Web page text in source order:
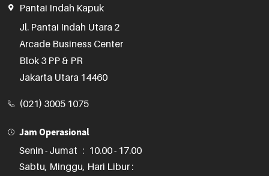
Pantai Indah Kapuk
Jl. Pantai Indah Utara 2
Arcade Business Center
Blok 3 PP & PR
Jakarta Utara 14460
Jam Operasional
Senin - Jumat : 10.00 - 17.00
Sabtu, Minggu, Hari Libur :
(021) 3005 1075